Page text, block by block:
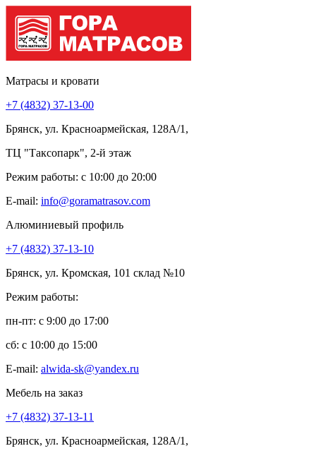
Матрасы и кровати
+7 (4832) 37-13-00
Брянск, ул. Красноармейская, 128А/1,
ТЦ "Таксопарк", 2-й этаж
Режим работы: c 10:00 до 20:00
E-mail: info@goramatrasov.com
Алюминиевый профиль
+7 (4832) 37-13-10
Брянск, ул. Кромская, 101 склад №10
Режим работы:
пн-пт: c 9:00 до 17:00
сб: c 10:00 до 15:00
E-mail: alwida-sk@yandex.ru
Мебель на заказ
+7 (4832) 37-13-11
Брянск, ул. Красноармейская, 128А/1,